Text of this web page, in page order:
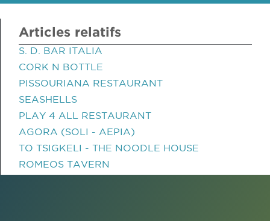
Articles relatifs
S. D. BAR ITALIA
CORK N BOTTLE
PISSOURIANA RESTAURANT
SEASHELLS
PLAY 4 ALL RESTAURANT
AGORA (SOLI - AEPIA)
TO TSIGKELI - THE NOODLE HOUSE
ROMEOS TAVERN